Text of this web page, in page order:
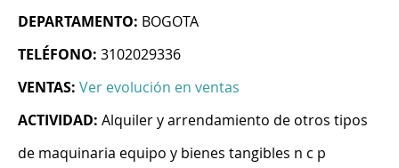
DEPARTAMENTO: BOGOTA
TELÉFONO: 3102029336
VENTAS: Ver evolución en ventas
ACTIVIDAD: Alquiler y arrendamiento de otros tipos
de maquinaria equipo y bienes tangibles n c p